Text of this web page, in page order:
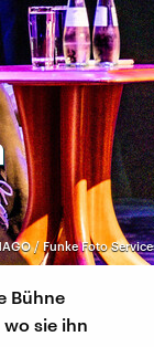
/ Funke Foto
Bühne
sie ihn